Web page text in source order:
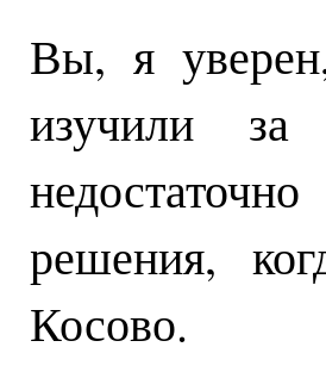
Вы, я
изучили
решения,
Косово.